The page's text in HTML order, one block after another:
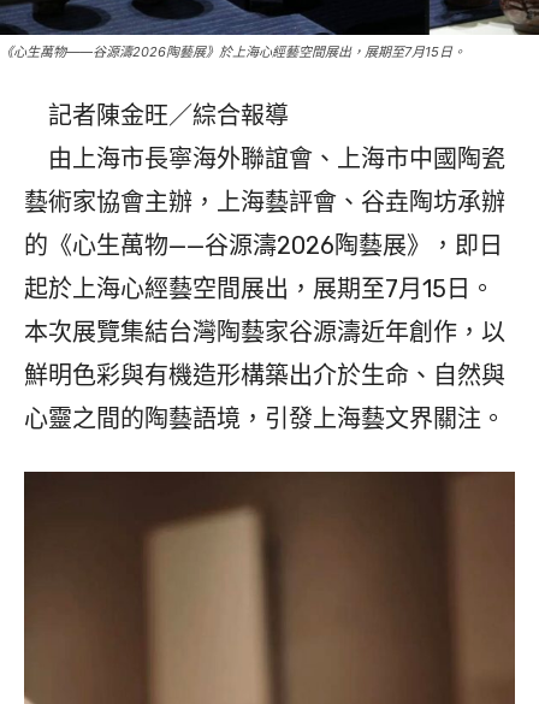
《心生萬物——谷源濤2026陶藝展》於上海心經藝空間展出，展期至7月15日。
記者陳金旺／綜合報導
由上海市長寧海外聯誼會、上海市中國陶瓷
藝術家協會主辦，上海藝評會、谷垚陶坊承辦
的《心生萬物——谷源濤2026陶藝展》，即日
起於上海心經藝空間展出，展期至7月15日。
本次展覽集結台灣陶藝家谷源濤近年創作，以
鮮明色彩與有機造形構築出介於生命、自然與
心靈之間的陶藝語境，引發上海藝文界關注。